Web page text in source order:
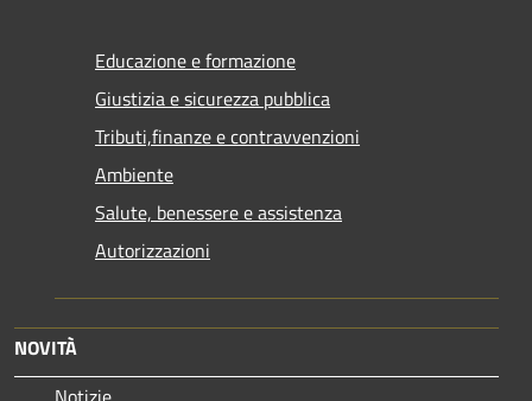
Educazione e formazione
Giustizia e sicurezza pubblica
Tributi,finanze e contravvenzioni
Ambiente
Salute, benessere e assistenza
Autorizzazioni
NOVITÀ